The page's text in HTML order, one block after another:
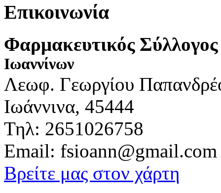
Επικοινωνία
Φαρμακευτικός Σύλλογος
Ιωαννίνων
Λεωφ. Γεωργίου
Ιωάννινα, 45444
Τηλ: 2651026758
Email: fsioann@gmail.com
Βρείτε μας στον χάρτη